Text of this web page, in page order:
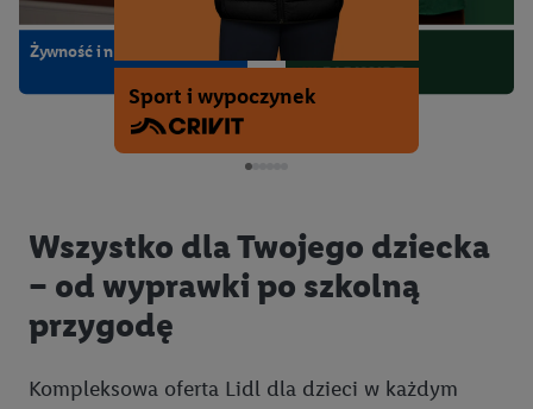
Sport i wypoczynek
Warsztat i ogród
Moda i akcesoria
Dom i wyposażenie wnętrz
Żywność i napoje
Wszystko dla Twojego dziecka
– od wyprawki po szkolną
przygodę
Kompleksowa oferta Lidl dla dzieci w każdym